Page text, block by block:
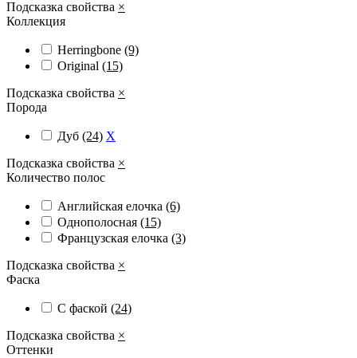
Подсказка свойства ×
Коллекция
Herringbone (9)
Original (15)
Подсказка свойства ×
Порода
Дуб (24) X
Подсказка свойства ×
Количество полос
Английская елочка (6)
Однополосная (15)
Французская елочка (3)
Подсказка свойства ×
Фаска
С фаской (24)
Подсказка свойства ×
Оттенки